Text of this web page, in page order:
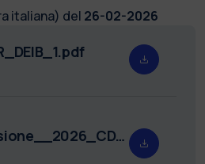
italiana) del 26-02-2026
Nomina_Commissione__2026_CDR_DEIB_1.pdf